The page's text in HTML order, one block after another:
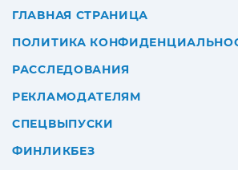
ГЛАВНАЯ СТРАНИЦА
ПОЛИТИКА
РАССЛЕДОВАНИЯ
РЕКЛАМОДАТЕЛЯМ
СПЕЦВЫПУСКИ
ФИНЛИКБЕЗ